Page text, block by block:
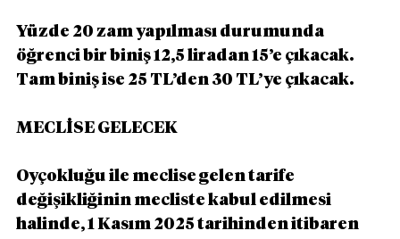
Yüzde 20 zam yapılması durumunda
öğrenci bir biniş 12,5 liradan 15’e çıkacak.
Tam biniş ise 25 TL’den 30 TL’ye çıkacak.
MECLİSE GELECEK
Oyçokluğu ile meclise gelen tarife
değişikliğinin mecliste kabul edilmesi
halinde, 1 Kasım 2025 tarihinden itibaren